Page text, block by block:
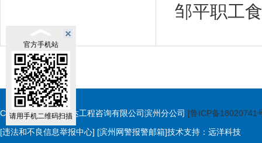
邹平职工
Copyright © 山东荣达工程咨询有限公司滨州分公司 [鲁ICP备18020741
[违法和不良信息举报中心] [滨州网警报警邮箱]技术支持： 远洋科技
官方手机站
请用手机二维码扫描